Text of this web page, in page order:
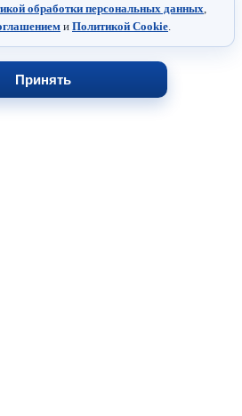
обработки персональных данных
и Политикой Cookie
Принять